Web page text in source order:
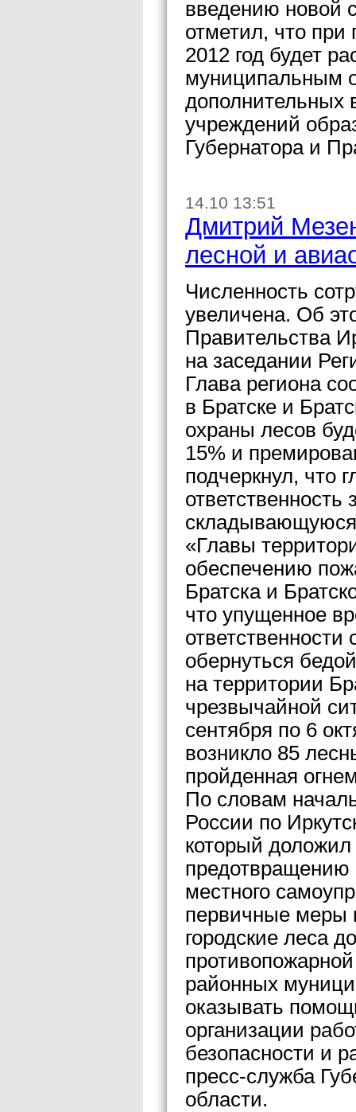
введению новой
отметил, что при
2012 год будет
муниципальным
дополнительных
учреждений
Губернатора и
14.10 13:51
Дмитрий
лесной и
Численность
увеличена. Об
Правительства
на заседании
Глава региона
в Братске и
охраны лесов
15% и
подчеркнул, что
ответственность
«Главы
обеспечению
Братска и
что упущенное
обернуться
на территории
чрезвычайной
сентября по 6
возникло 85
пройденная
По словам
России по
который доложил
предотвращению
местного
первичные меры
городские леса
районных
оказывать
организации
безопасности и
пресс-служба
области.